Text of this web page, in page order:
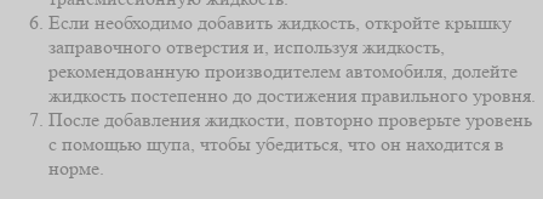
Если необходимо добавить жидкость, откройте крышку
заправочного отверстия и, используя жидкость,
рекомендованную производителем автомобиля, долейте
жидкость постепенно до достижения правильного уровня.
После добавления жидкости, повторно проверьте уровень
с помощью щупа, чтобы убедиться, что он находится в
норме.